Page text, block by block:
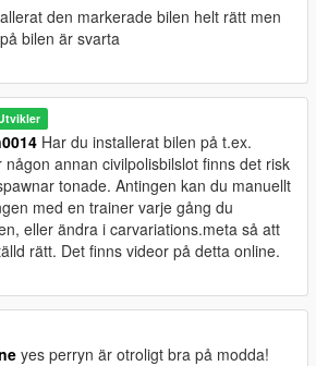
den markerade bilen helt rätt men
bilen är svarta
Har du installerat bilen på t.ex.
någon annan civilpolisbilslot finns det risk
tonade. Antingen kan du manuellt
med en trainer varje gång du
eller ändra i carvariations.meta så att
rätt. Det finns videor på detta online.
yes perryn är otroligt bra på modda!